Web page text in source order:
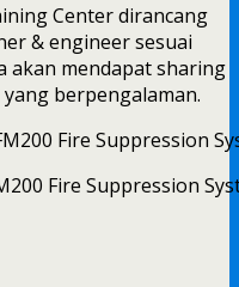
Center dirancang
& engineer sesuai
akan mendapat sharing
berpengalaman.
Fire Suppression